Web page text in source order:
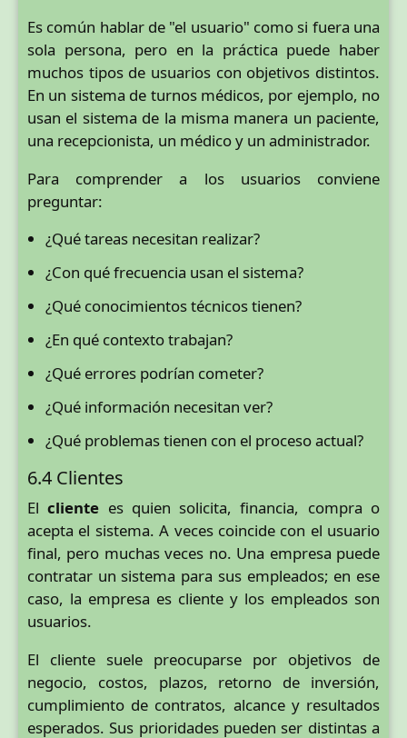
Es común hablar de "el usuario" como si fuera una
sola persona, pero en la práctica puede haber
muchos tipos de usuarios con objetivos distintos.
En un sistema de turnos médicos, por ejemplo, no
usan el sistema de la misma manera un paciente,
una recepcionista, un médico y un administrador.
Para comprender a los usuarios conviene
preguntar:
¿Qué tareas necesitan realizar?
¿Con qué frecuencia usan el sistema?
¿Qué conocimientos técnicos tienen?
¿En qué contexto trabajan?
¿Qué errores podrían cometer?
¿Qué información necesitan ver?
¿Qué problemas tienen con el proceso actual?
6.4 Clientes
Elcliente es quien solicita, financia, compra o
acepta el sistema. A veces coincide con el usuario
final, pero muchas veces no. Una empresa puede
contratar un sistema para sus empleados; en ese
caso, la empresa es cliente y los empleados son
usuarios.
El cliente suele preocuparse por objetivos de
negocio, costos, plazos, retorno de inversión,
cumplimiento de contratos, alcance y resultados
esperados. Sus prioridades pueden ser distintas a